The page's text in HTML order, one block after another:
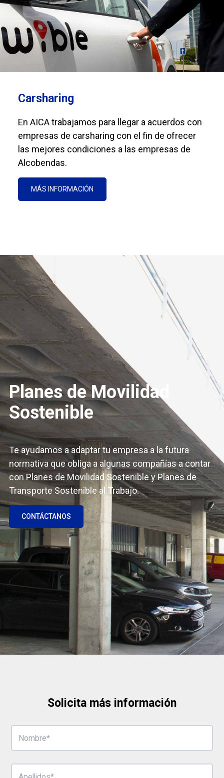
Carsharing
En AICA trabajamos para llegar a acuerdos con
empresas de carsharing con el fin de ofrecer
las mejores condiciones a las empresas de
Alcobendas.
MÁS INFORMACIÓN
Planes de Movilidad
Sostenible
Te ayudamos a adaptar tu empresa a la futura
normativa que obliga a algunas compañías a contar
con Planes de Movilidad Sostenible y Planes de
Transporte Sostenible al Trabajo.
CONTÁCTANOS
Solicita más información